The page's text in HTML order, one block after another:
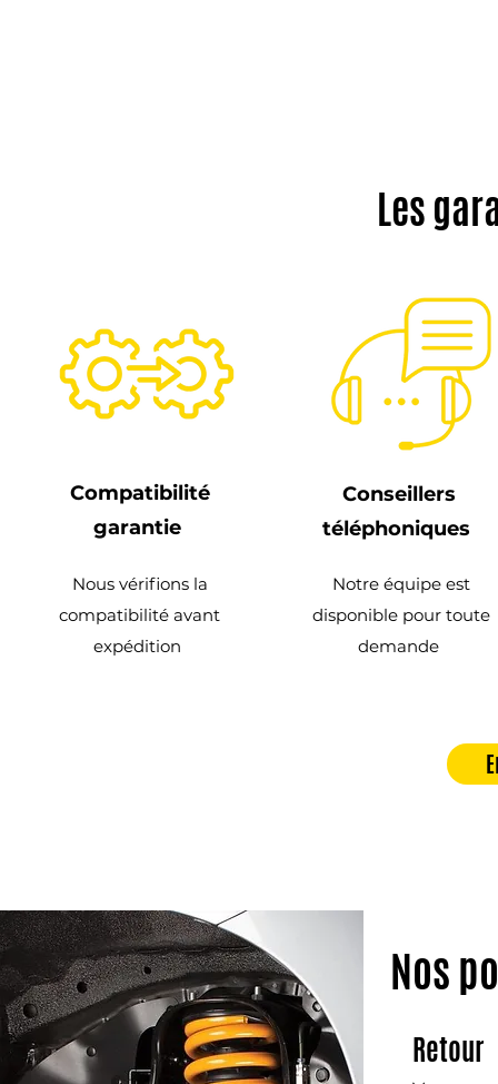
Les
Compatibilité
garantie
Nous vérifions la
compatibilité avant
expédition
Conseillers
téléphoniques
Notre équipe est
disponible pour toute
demande
Nos
Retour